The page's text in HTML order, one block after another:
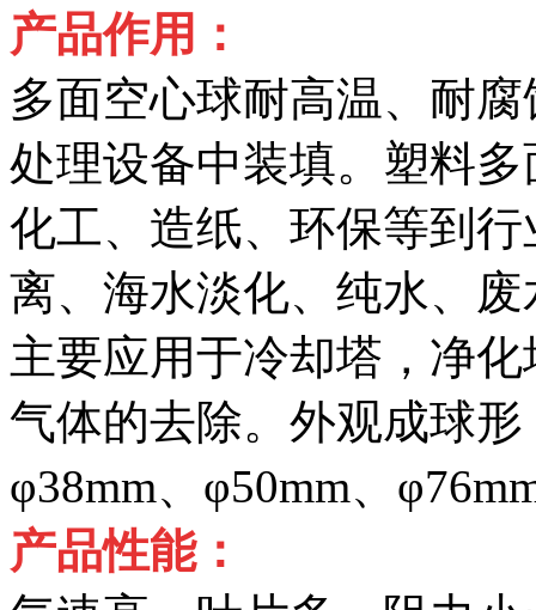
产品作用：
多面空心球耐高温、耐
处理设备中装填。塑料
化工、造纸、环保等到
离、海水淡化、纯水、
主要应用于冷却塔，净
气体的去除。外观成球
φ38mm、φ50mm、
产品性能：